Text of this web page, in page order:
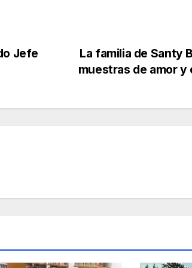
La familia de Santy
muestras de amor
Jefe